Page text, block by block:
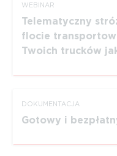
WEBINAR
Telematyczny
flocie
Twoich trucków
DOKUMEN­TACJA
Gotowy i